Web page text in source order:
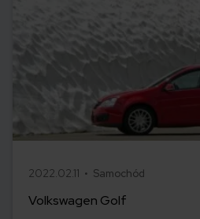
2022.02.11 • Samochód
Volkswagen Golf